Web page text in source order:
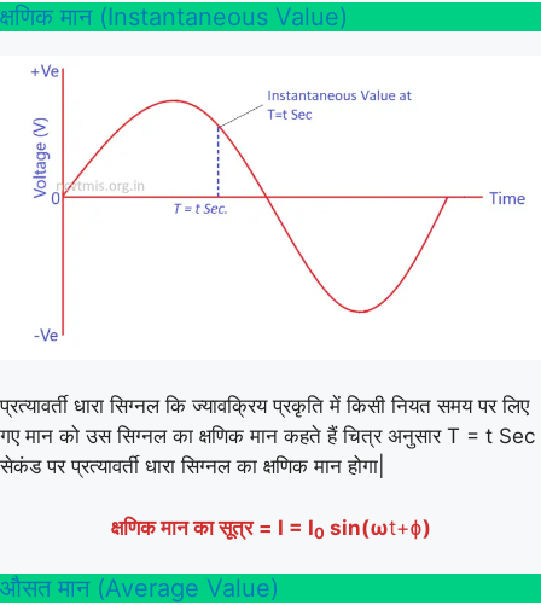
क्षणिक मान (Instantaneous Value)
प्रत्यावर्ती धारा सिग्नल कि ज्यावक्रिय प्रकृति में किसी नियत समय पर लिए
गए मान को उस सिग्नल का क्षणिक मान कहते हैं चित्र अनुसार T = t Sec
सेकंड पर प्रत्यावर्ती धारा सिग्नल का क्षणिक मान होगा|
क्षणिक मानका सूत्र = I = I0 sin(ωt+ɸ)
औसत मान (Average Value)